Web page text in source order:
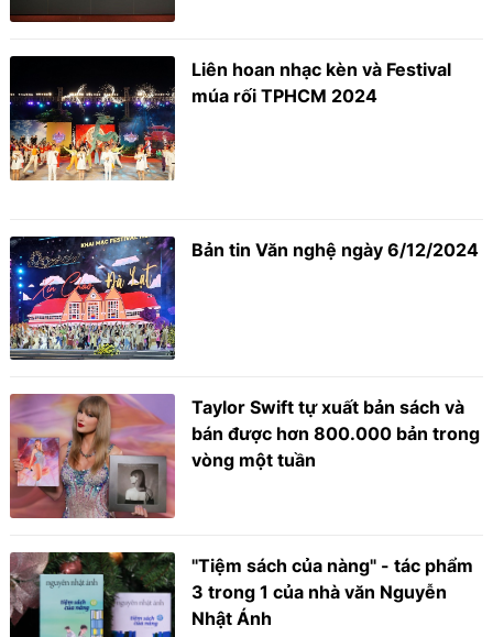
Liên hoan nhạc kèn và Festival
múa rối TPHCM 2024
Bản tin Văn nghệ ngày 6/12/2024
Taylor Swift tự xuất bản sách và
bán được hơn 800.000 bản trong
vòng một tuần
"Tiệm sách của nàng" - tác phẩm
3 trong 1 của nhà văn Nguyễn
Nhật Ánh